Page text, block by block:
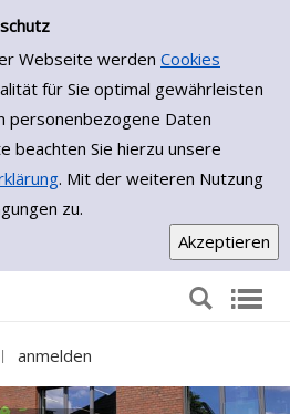
Webseite werden Cookies
für Sie optimal gewährleisten
personenbezogene Daten
beachten Sie hierzu unsere
. Mit der weiteren Nutzung
zu.
anmelden